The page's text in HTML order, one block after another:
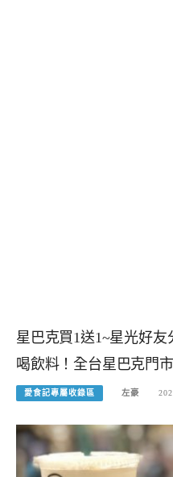
星巴克買1送1~星光好友
喝飲料！全台星巴克門市
愛食記專屬收錄區 左豪